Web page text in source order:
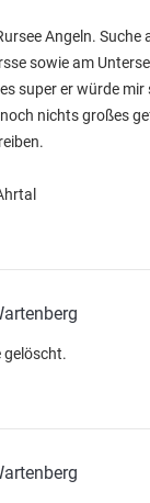
Angeln. Suche
sowie am
super er würde mir
nichts großes
gelöscht.